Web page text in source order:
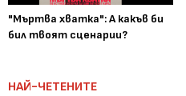
"Мъртва хватка": А какъв би
бил твоят сценарии?
НАЙ-ЧЕТЕНИТЕ